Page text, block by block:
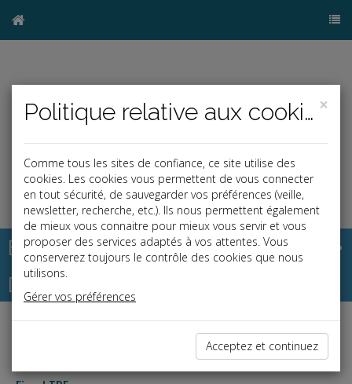
Base documentaire
Dépêches
Liste des dernières dépêches
×
Politique relative aux cookies
Comme tous les sites de confiance, ce site utilise des
cookies. Les cookies vous permettent de vous connecter
en tout sécurité, de sauvegarder vos préférences (veille,
newsletter, recherche, etc.). Ils nous permettent également
de mieux vous connaitre pour mieux vous servir et vous
proposer des services adaptés à vos attentes. Vous
conserverez toujours le contrôle des cookies que nous
utilisons.
Gérer vos préférences
Acceptez et continuez